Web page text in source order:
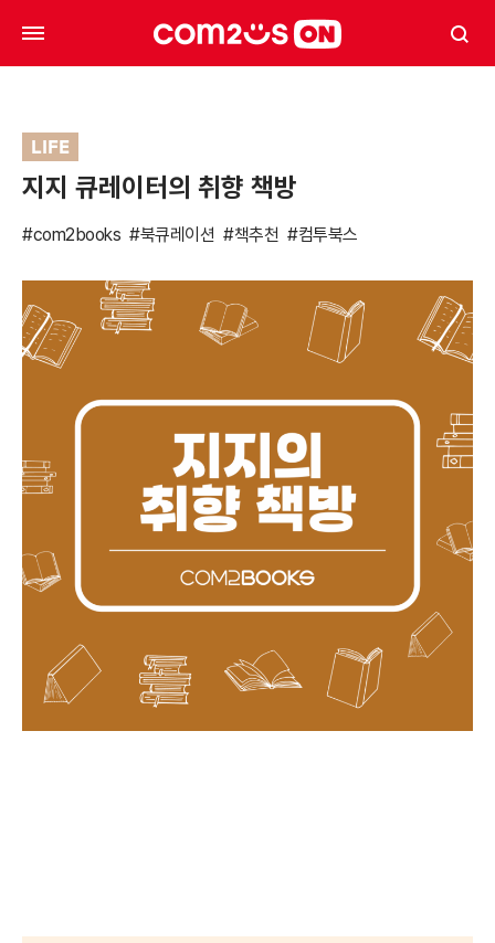
LIFE
지지 큐레이터의 취향 책방
#com2books #북큐레이션 #책추천 #컴투북스